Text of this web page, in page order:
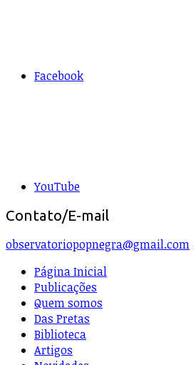
Facebook
YouTube
Contato/E-mail
observatoriopopnegra@gmail.com
Página Inicial
Publicações
Quem somos
Das Pretas
Biblioteca
Artigos